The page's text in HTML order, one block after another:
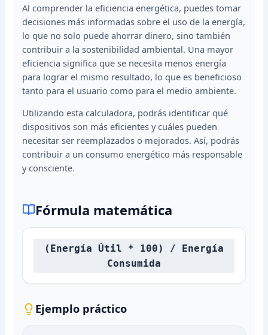
Al comprender la eficiencia energética, puedes tomar
decisiones más informadas sobre el uso de la energía,
lo que no solo puede ahorrar dinero, sino también
contribuir a la sostenibilidad ambiental. Una mayor
eficiencia significa que se necesita menos energía
para lograr el mismo resultado, lo que es beneficioso
tanto para el usuario como para el medio ambiente.
Utilizando esta calculadora, podrás identificar qué
dispositivos son más eficientes y cuáles pueden
necesitar ser reemplazados o mejorados. Así, podrás
contribuir a un consumo energético más responsable
y consciente.
Fórmula matemática
(Energía Útil * 100) / Energía
Consumida
Ejemplo práctico